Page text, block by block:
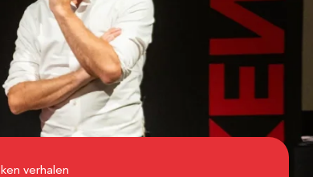
verhalen